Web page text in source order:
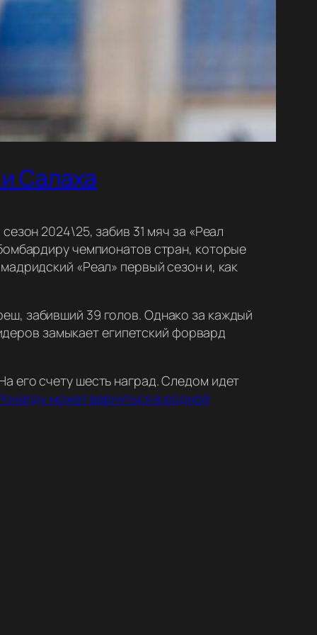
Салаха
2024\25, забив 31 мяч за «Реал
чемпионатов стран, которые
«Реал» первый сезон и, как
забивший 39 голов. Однако за каждый
замыкает египетский форвард
его счету шесть наград. Следом идет
может вернуться в родной